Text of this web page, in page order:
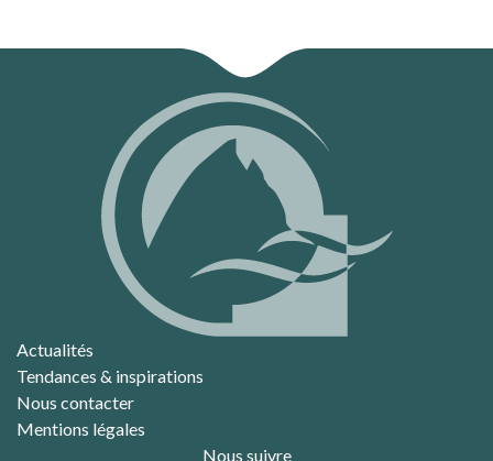
Actualités
Tendances & inspirations
Nous contacter
Mentions légales
Nous suivre